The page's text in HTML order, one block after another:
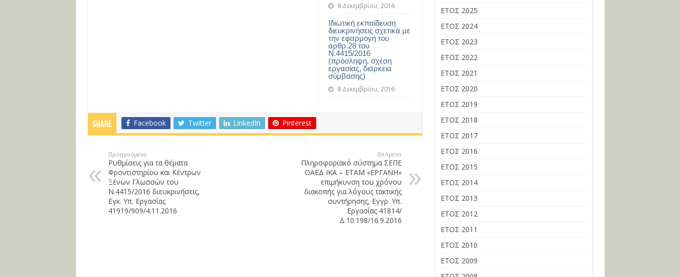
8 Δεκεμβρίου, 2016
Ιδιωτική εκπαίδευση
διευκρινήσεις σχετικά με
την εφαρμογή του
άρθρ.28 του
Ν.4415/2016
(πρόσληψη, σχέση
εργασίας, διάρκεια
σύμβασης)
8 Δεκεμβρίου, 2016
Share Facebook Twitter LinkedIn Pinterest
Προηγούμενο
Ρυθμίσεις για τα θέματα
Φροντιστηρίου και Κέντρων
Ξένων Γλωσσών του
Ν.4415/2016 διευκρινήσεις,
Εγκ. Υπ. Εργασίας
41919/909/4.11.2016
Επόμενο
Πληροφοριακό σύστημα ΣΕΠΕ
ΟΑΕΔ ΙΚΑ – ΕΤΑΜ «ΕΡΓΑΝΗ»
επιμήκυνση του χρόνου
διακοπής για λόγους τακτικής
συντήρησης, Εγγρ. Υπ.
Εργασίας 41814/
Δ.10.198/16.9.2016
ΕΤΟΣ 2025
ΕΤΟΣ 2024
ΕΤΟΣ 2023
ΕΤΟΣ 2022
ΕΤΟΣ 2021
ΕΤΟΣ 2020
ΕΤΟΣ 2019
ΕΤΟΣ 2018
ΕΤΟΣ 2017
ΕΤΟΣ 2016
ΕΤΟΣ 2015
ΕΤΟΣ 2014
ΕΤΟΣ 2013
ΕΤΟΣ 2012
ΕΤΟΣ 2011
ΕΤΟΣ 2010
ΕΤΟΣ 2009